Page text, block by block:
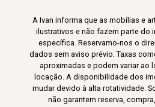
A Ivan informa que as mobílias e
ilustrativos e não fazem parte do
específica. Reservamo-nos o
dados sem aviso prévio. Taxas
aproximadas e podem variar ao
locação. A disponibilidade dos
mudar devido à alta rotatividade.
não garantem reserva,